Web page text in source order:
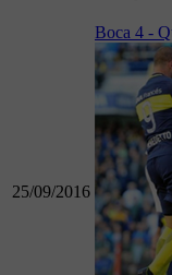
25/09/2016
Boca 4 -